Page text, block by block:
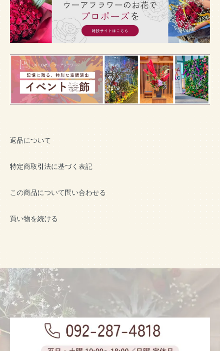
返品について
特定商取引法に基づく表記
この商品について問い合わせる
買い物を続ける